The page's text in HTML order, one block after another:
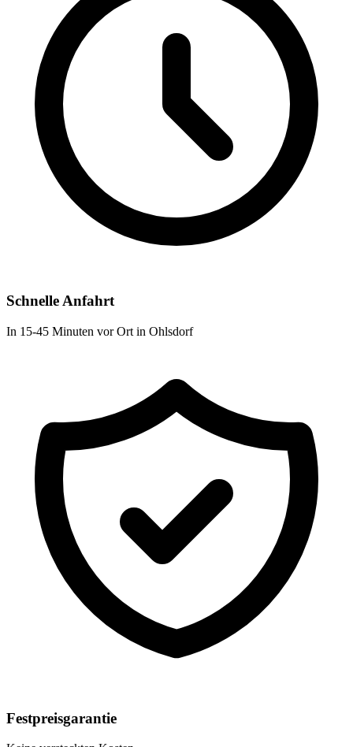
Schnelle Anfahrt
In 15-45 Minuten vor Ort in Ohlsdorf
Festpreisgarantie